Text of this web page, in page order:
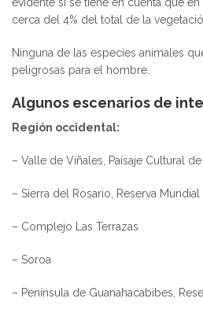
cerca del 4% del total de la
Ninguna de las especies animales
peligrosas para el hombre.
Algunos escenarios de
Región occidental:
– Valle de Viñales, Paisaje Cultural
– Sierra del Rosario, Reserva
– Complejo Las Terrazas
– Soroa
– Península de Guanahacabibes,